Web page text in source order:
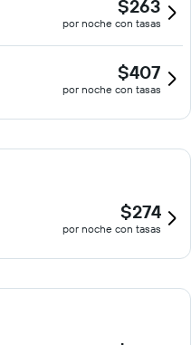
$263
por noche con tasas
$407
por noche con tasas
$274
por noche con tasas